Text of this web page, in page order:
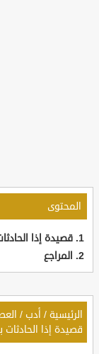
المحتوى
قصيدة إذا
المراجع
الرئيسية / أدب /
قصيدة إذا